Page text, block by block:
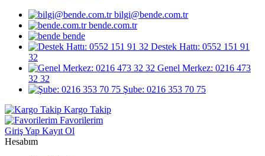
bilgi@bende.com.tr
bende.com.tr
bende
Destek Hattı: 0552 151 91
32
Genel Merkez: 0216 473
32 32
Şube: 0216 353 70 75
Kargo Takip
Favorilerim
Giriş Yap Kayıt Ol
Hesabım